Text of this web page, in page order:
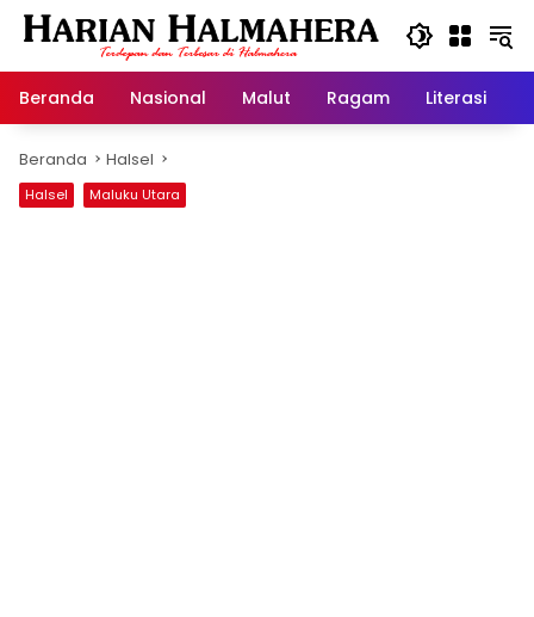
Langsung
Beranda
Nasional Malut Ragam Literasi
Beranda Halsel
Halsel Maluku Utara